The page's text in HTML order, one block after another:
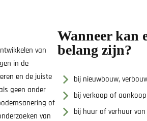
van
in de
en de juiste
geen ander
of
van
Wanneer kan
belang zijn?
bij nieuwbouw,
bij verkoop of aankoop
bij huur of verhuur